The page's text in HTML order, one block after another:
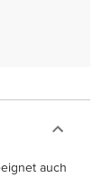
auch